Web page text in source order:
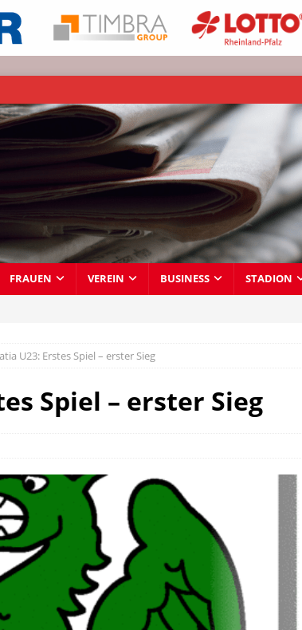
FRAUEN VEREIN BUSINESS STADION
U23: Erstes Spiel – erster Sieg
Spiel – erster Sieg